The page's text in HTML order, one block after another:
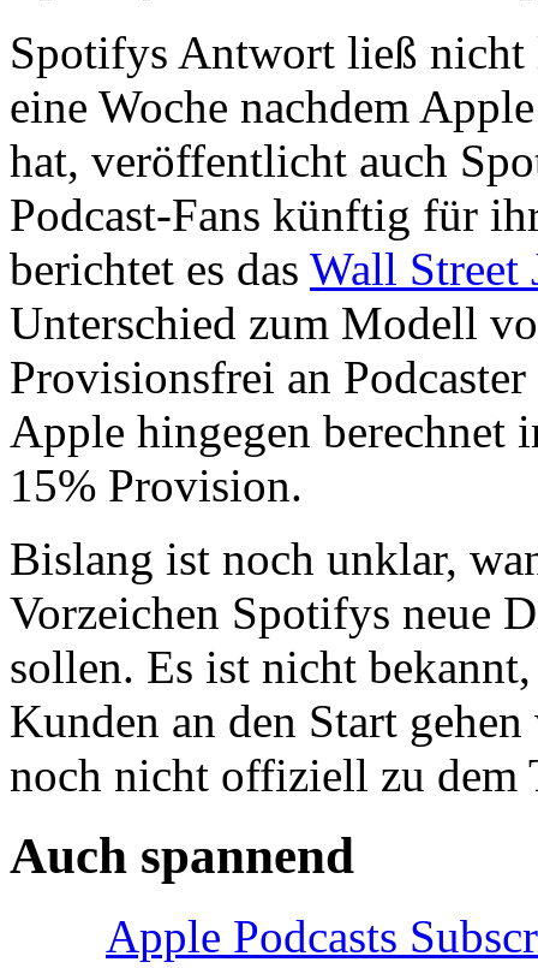
Spotifys Antwort ließ nicht
eine Woche nachdem
hat, veröffentlicht auch
Podcast-Fans künftig für
berichtet es das Wall Street
Unterschied zum Modell
Provisionsfrei an
Apple hingegen berechnet
15% Provision.
Bislang ist noch unklar,
Vorzeichen Spotifys neue
sollen. Es ist nicht
Kunden an den Start
noch nicht offiziell zu dem
Auch spannend
Apple Podcasts